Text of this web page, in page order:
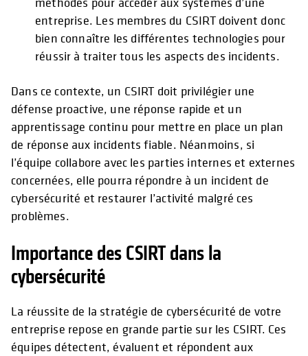
entreprise. Les membres du CSIRT doivent donc
bien connaître les différentes technologies pour
réussir à traiter tous les aspects des incidents.
Dans ce contexte, un CSIRT doit privilégier une
défense proactive, une réponse rapide et un
apprentissage continu pour mettre en place un plan
de réponse aux incidents fiable. Néanmoins, si
l’équipe collabore avec les parties internes et externes
concernées, elle pourra répondre à un incident de
cybersécurité et restaurer l’activité malgré ces
problèmes.
Importance des CSIRT dans la
cybersécurité
La réussite de la stratégie de cybersécurité de votre
entreprise repose en grande partie sur les CSIRT. Ces
équipes détectent, évaluent et répondent aux